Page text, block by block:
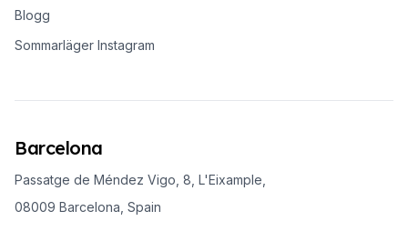
Blogg
Sommarläger Instagram
Barcelona
Passatge de Méndez Vigo, 8, L'Eixample,
08009 Barcelona, Spain